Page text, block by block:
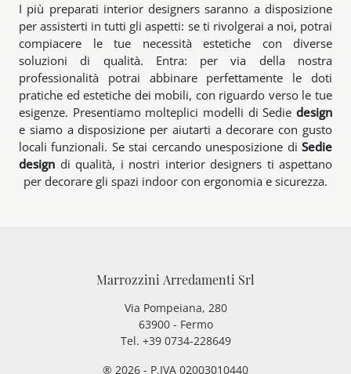
I più preparati interior designers saranno a disposizione
per assisterti in tutti gli aspetti: se ti rivolgerai a noi, potrai
compiacere le tue necessità estetiche con diverse
soluzioni di qualità. Entra: per via della nostra
professionalità potrai abbinare perfettamente le doti
pratiche ed estetiche dei mobili, con riguardo verso le tue
esigenze. Presentiamo molteplici modelli di Sedie design
e siamo a disposizione per aiutarti a decorare con gusto
locali funzionali. Se stai cercando unesposizione di Sedie
design di qualità, i nostri interior designers ti aspettano
per decorare gli spazi indoor con ergonomia e sicurezza.
Marrozzini Arredamenti Srl
Via Pompeiana, 280
63900 - Fermo
Tel. +39 0734-228649
® 2026 - P.IVA 02003010440